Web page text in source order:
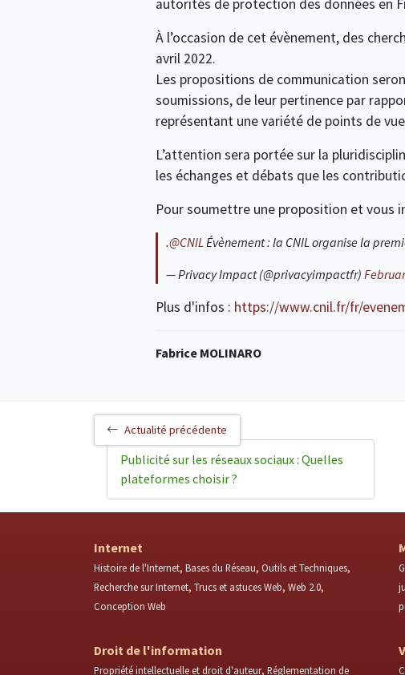
autorités de protection des données en
À l’occasion de cet évènement, des
avril 2022.
Les propositions de communication
soumissions, de leur pertinence par
représentant une variété de points de
L’attention sera portée sur la
les échanges et débats que les
Pour soumettre une proposition et vous
.@CNIL Évènement : la CNIL organise la
— Privacy Impact (@privacyimpactfr)
Plus d'infos : https://www.cnil.fr/fr/
Fabrice MOLINARO
Actualité précédente
Publicité sur les réseaux sociaux : Quelles
plateformes choisir ?
Internet
Histoire de l'Internet Bases du Réseau Outils et Techniques
Recherche sur Internet Trucs et astuces Web Web 2.0
Conception Web
Droit de l'information
Propriété intellectuelle et droit d'auteur Réglementation de